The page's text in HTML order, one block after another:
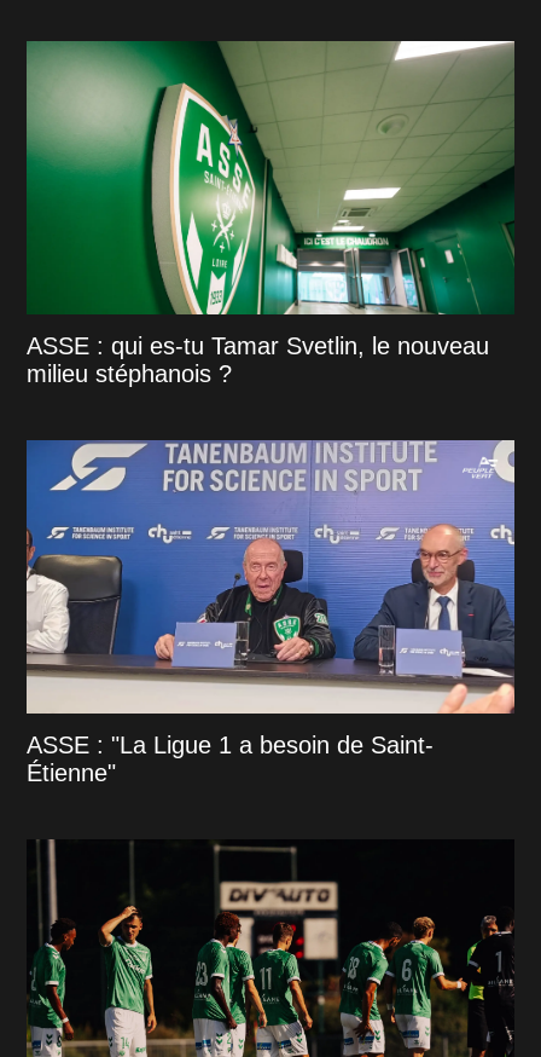
ASSE : qui es-tu Tamar Svetlin, le nouveau
milieu stéphanois ?
ASSE : "La Ligue 1 a besoin de Saint-
Étienne"